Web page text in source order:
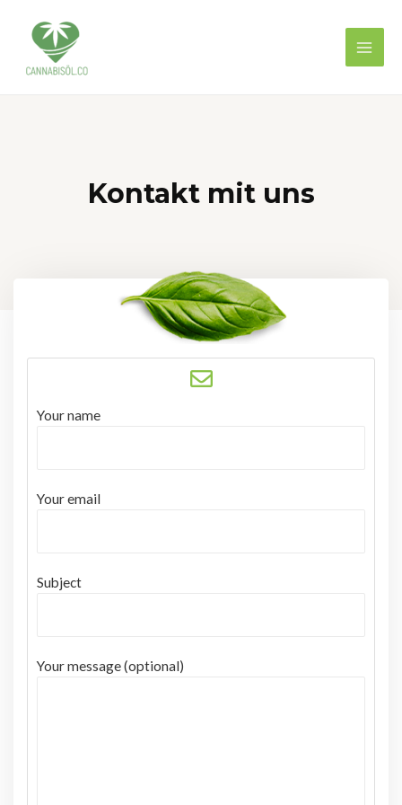
Kontakt mit uns
Your name
Your email
Subject
Your message (optional)